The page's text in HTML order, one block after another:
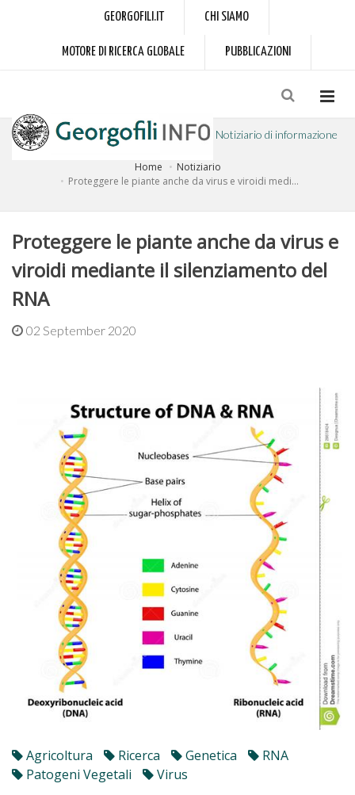
GEORGOFILI.IT CHI SIAMO
MOTORE DI RICERCA GLOBALE PUBBLICAZIONI
Notiziario di informazione
a cura dell'Accademia dei Georgofili
Home
Notiziario
Proteggere le piante anche da virus e viroidi medi...
Proteggere le piante anche da virus e
viroidi mediante il silenziamento del
RNA
02 September 2020
Agricoltura Ricerca Genetica
RNA
Patogeni Vegetali
Virus